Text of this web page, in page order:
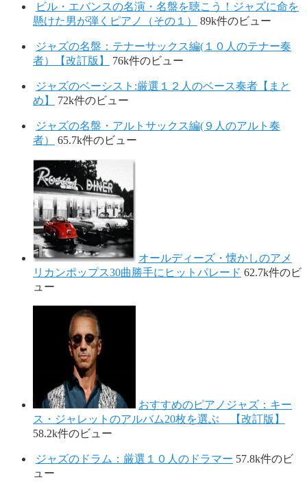
ビル・エバンスの名演・名盤を聴こう！ジャズに命を
懸けた男が弾くピアノ（その１）
89k件のビュー
ジャズの名盤：テナーサックス編(１０人のテナー奏
者）【改訂版】
76k件のビュー
ジャズのベーシスト:厳選１２人のベース奏者【まと
め】
72k件のビュー
ジャズの名盤・アルトサックス編(９人のアルト奏
者）
65.7k件のビュー
オールディーズ・懐かしのアメ
リカンポップス30曲勝手にヒットパレード 62.7k件のビ
ュー
おすすめのピアノジャズ：キー
ス・ジャレットのアルバム20枚を選ぶ 【改訂版】
58.2k件のビュー
ジャズのドラム：厳選１０人のドラマー 57.8k件のビ
ュー